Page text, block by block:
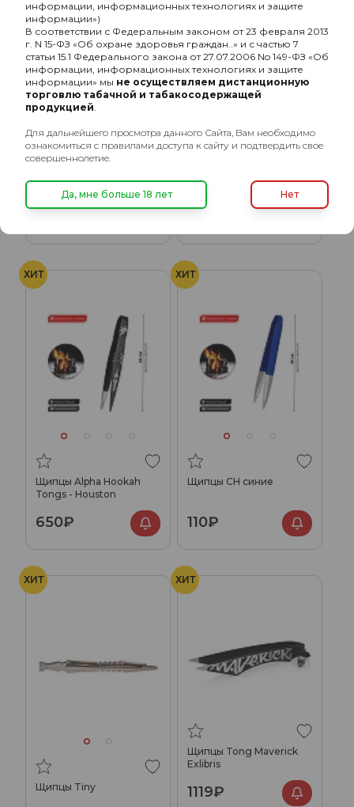
Tongs - Harley
ХИТ
Щипцы Alpha Hookah
Tongs - Houston
650₽
ХИТ
Щипцы CH синие
110₽
ХИТ
Щипцы Tiny
ХИТ
Щипцы Tong Maverick
Exlibris
1119₽
информации, информационных технологиях и защите
информации»)
В соответствии с Федеральным законом от 23 февраля 2013
г. N 15-ФЗ «Об охране здоровья граждан..» и с частью 7
статьи 15.1 Федерального закона от 27.07.2006 No 149-ФЗ «Об
информации, информационных технологиях и защите
информации» мы не осуществляем дистанционную
торговлю табачной и табакосодержащей
продукцией.
Для дальнейшего просмотра данного Сайта, Вам необходимо
ознакомиться с правилами доступа к сайту и подтвердить свое
совершеннолетие.
Да, мне больше 18 лет Нет